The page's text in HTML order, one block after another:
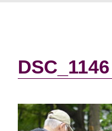
DSC_1146